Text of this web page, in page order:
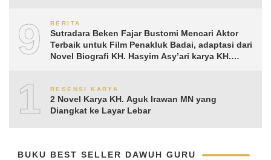
9 BERITA
Sutradara Beken Fajar Bustomi Mencari Aktor
Terbaik untuk Film Penakluk Badai, adaptasi dari
Novel Biografi KH. Hasyim Asy’ari karya KH.
10RESENSI KARYA
2 Novel Karya KH. Aguk Irawan MN yang
Diangkat ke Layar Lebar
BUKU BEST SELLER DAWUH GURU